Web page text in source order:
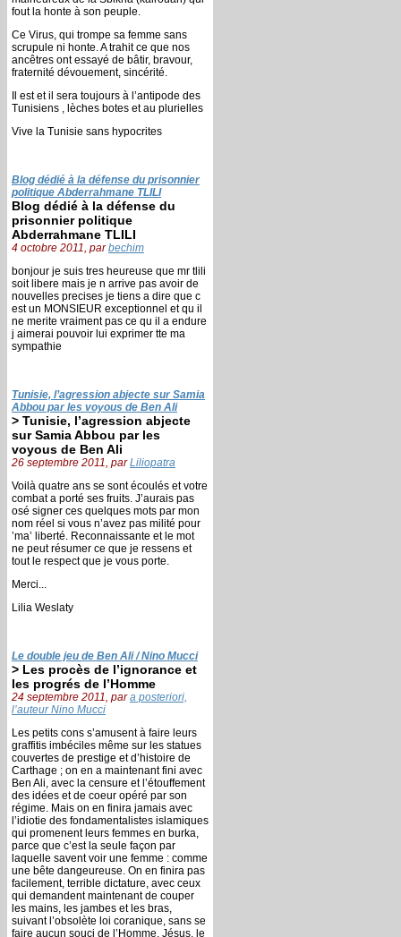
fout la honte à son peuple.
Ce Virus, qui trompe sa femme sans
scrupule ni honte. A trahit ce que nos
ancêtres ont essayé de bâtir, bravour,
fraternité dévouement, sincérité.
Il est et il sera toujours à l’antipode des
Tunisiens , lèches botes et au plurielles
Vive la Tunisie sans hypocrites
Blog dédié à la défense du prisonnier
politique Abderrahmane TLILI
Blog dédié à la défense du
prisonnier politique
Abderrahmane TLILI
4 octobre 2011, parbechim
bonjour je suis tres heureuse que mr tlili
soit libere mais je n arrive pas avoir de
nouvelles precises je tiens a dire que c
est un MONSIEUR exceptionnel et qu il
ne merite vraiment pas ce qu il a endure
j aimerai pouvoir lui exprimer tte ma
sympathie
Tunisie, l’agression abjecte sur Samia
Abbou par les voyous de Ben Ali
> Tunisie, l’agression abjecte
sur Samia Abbou par les
voyous de Ben Ali
26 septembre 2011, parLiliopatra
Voilà quatre ans se sont écoulés et votre
combat a porté ses fruits. J’aurais pas
osé signer ces quelques mots par mon
nom réel si vous n’avez pas milité pour
’ma’ liberté. Reconnaissante et le mot
ne peut résumer ce que je ressens et
tout le respect que je vous porte.
Merci...
Lilia Weslaty
Le double jeu de Ben Ali / Nino Mucci
> Les procès de l’ignorance et
les progrés de l’Homme
24 septembre 2011, para posteriori,
l’auteur Nino Mucci
Les petits cons s’amusent à faire leurs
graffitis imbéciles même sur les statues
couvertes de prestige et d’histoire de
Carthage ; on en a maintenant fini avec
Ben Ali, avec la censure et l’étouffement
des idées et de coeur opéré par son
régime. Mais on en finira jamais avec
l’idiotie des fondamentalistes islamiques
qui promenent leurs femmes en burka,
parce que c’est la seule façon par
laquelle savent voir une femme : comme
une bête dangeureuse. On en finira pas
facilement, terrible dictature, avec ceux
qui demandent maintenant de couper
les mains, les jambes et les bras,
suivant l’obsolète loi coranique, sans se
faire aucun souci de l’Homme. Jésus, le